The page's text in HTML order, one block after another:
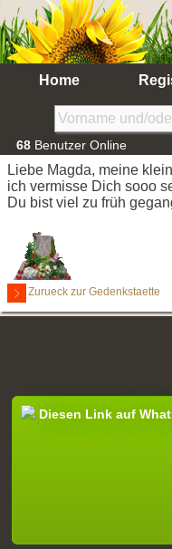
Home
68 Benutzer Online
Liebe Magda, meine
ich vermisse Dich sooo
Du bist viel zu früh
Zurueck zur Gedenkstaette
Diesen Link auf